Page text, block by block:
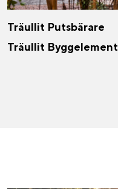
Träullit Putsbärare
Träullit Byggelement